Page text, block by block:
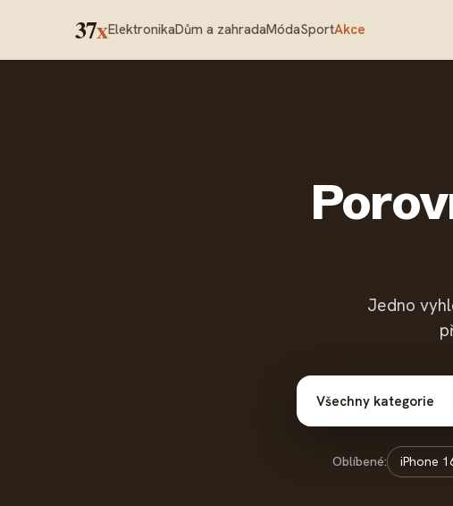
37xElektronikaDům a zahradaMódaSportAkce
Jedno
Všechny kategorie
Oblíbené: iPhone